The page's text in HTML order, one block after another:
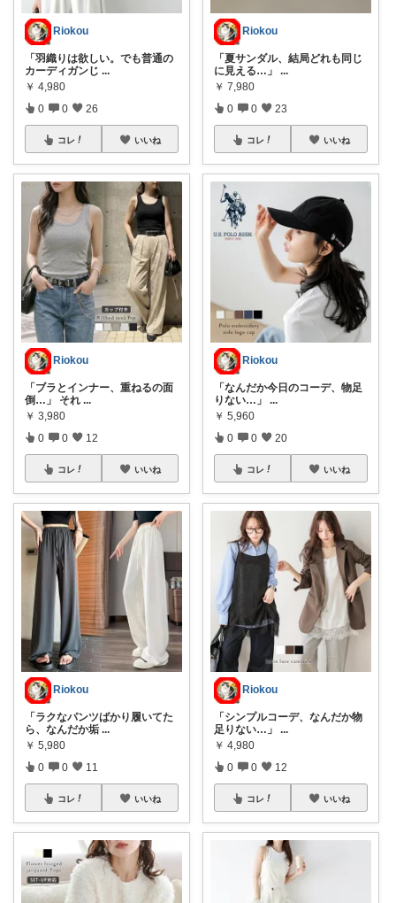
Riokou
「羽織りは欲しい。でも普通の
カーディガンじ ...
￥ 4,980
0 0 26
コレ いいね
Riokou
「ブラとインナー、重ねるの面
倒…」 それ ...
￥ 3,980
0 0 12
コレ いいね
Riokou
「ラクなパンツばかり履いてた
ら、なんだか垢 ...
￥ 5,980
0 0 11
コレ いいね
Riokou
「夏サンダル、結局どれも同じ
に見える…」 ...
￥ 7,980
0 0 23
コレ いいね
Riokou
「なんだか今日のコーデ、物足
りない…」 ...
￥ 5,960
0 0 20
コレ いいね
Riokou
「シンプルコーデ、なんだか物
足りない…」 ...
￥ 4,980
0 0 12
コレ いいね